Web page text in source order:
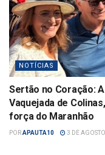
NOTÍCIAS
Sertão no Coração:
Vaquejada de
força do Maranhão
PORAPAUTA10 3 DE